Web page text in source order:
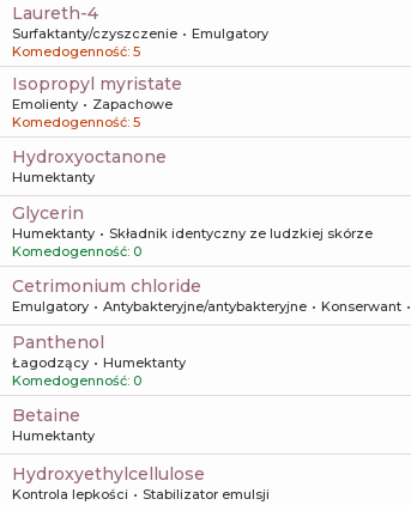
laureth-4
Surfaktanty/czyszczenie
Emulgatory
Komedogenność: 5
isopropyl myristate
Emolienty
Zapachowe
Komedogenność: 5
hydroxyoctanone
Humektanty
glycerin
Humektanty
Składnik identyczny ze ludzkiej skórze
Komedogenność: 0
cetrimonium chloride
Emulgatory Antybakteryjne/antybakteryjne Konserwant
panthenol
Łagodzący
Humektanty
Komedogenność: 0
betaine
Humektanty
hydroxyethylcellulose
Kontrola lepkości Stabilizator emulsji